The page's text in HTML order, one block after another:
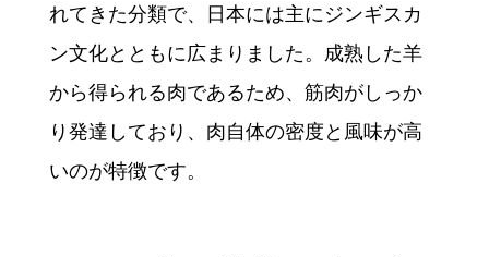
れてきた分類で、日本には主にジンギスカ
ン文化とともに広まりました。成熟した羊
から得られる肉であるため、筋肉がしっか
り発達しており、肉自体の密度と風味が高
いのが特徴です。